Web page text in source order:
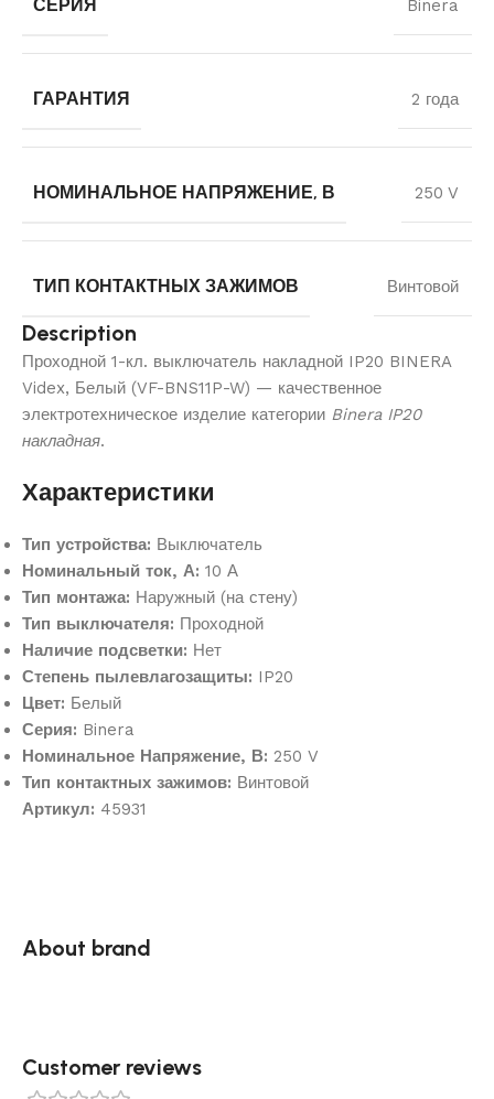
СЕРИЯ Binera
ГАРАНТИЯ 2 года
НОМИНАЛЬНОЕ НАПРЯЖЕНИЕ, В 250 V
ТИП КОНТАКТНЫХ ЗАЖИМОВ Винтовой
Description
Проходной 1-кл. выключатель накладной IP20 BINERA
Videx, Белый (VF-BNS11P-W) — качественное
электротехническое изделие категории Binera IP20
накладная.
Характеристики
Тип устройства: Выключатель
Номинальный ток, А: 10 А
Тип монтажа: Наружный (на стену)
Тип выключателя: Проходной
Наличие подсветки: Нет
Степень пылевлагозащиты: IP20
Цвет: Белый
Серия: Binera
Номинальное Напряжение, В: 250 V
Тип контактных зажимов: Винтовой
Артикул: 45931
About brand
Customer reviews​